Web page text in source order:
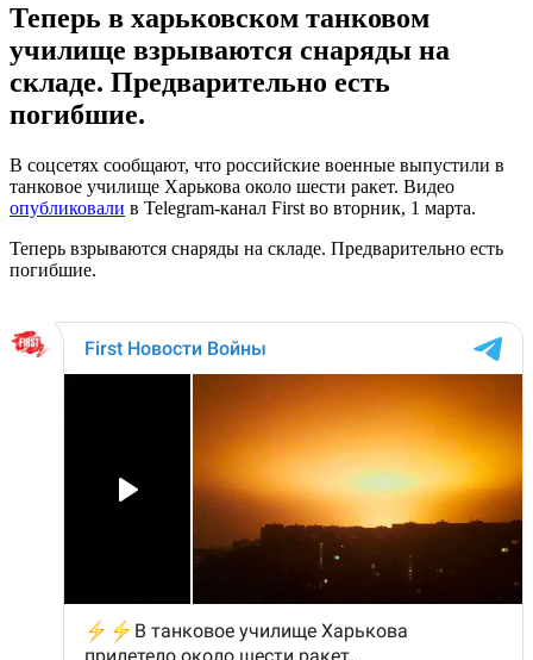
Теперь в харьковском танковом
училище взрываются снаряды на
складе. Предварительно есть
погибшие.
В соцсетях сообщают, что российские военные выпустили в
танковое училище Харькова около шести ракет. Видео
опубликовали в Telegram-канал First во вторник, 1 марта.
Теперь взрываются снаряды на складе. Предварительно есть
погибшие.